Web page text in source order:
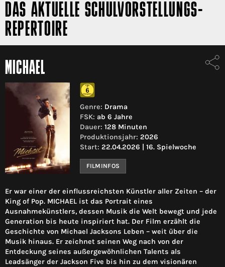
DAS AKTUELLE SCHULVORSTELLUNGS-
REPERTOIRE
MICHAEL
Genre: Drama
FSK: ab 6 Jahre
Dauer: 128 Minuten
Produktionsjahr: 2026
Start: 22.04.2026 | 16. Spielwoche
FILMINFOS
Er war einer der einflussreichsten Künstler aller Zeiten – der
King of Pop. MICHAEL ist das Portrait eines
Ausnahmekünstlers, dessen Musik die Welt bewegt und jede
Generation bis heute inspiriert hat. Der Film erzählt die
Geschichte von Michael Jacksons Leben – weit über die
Musik hinaus. Er zeichnet seinen Weg nach von der
Entdeckung seines außergewöhnlichen Talents als
Leadsänger der Jackson Five bis hin zu dem visionären